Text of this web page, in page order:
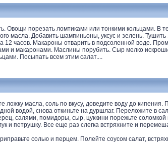
Овощи порезать ломтиками или тонкими кольцами. В
масла. Добавить шампиньоны, уксус и зелень.
12 часов. Макароны отварить в подсоленной воде.
и макаронами. Маслины порубить. Сыр мелко
Посыпать всем этим салат....
масла, соль по вкусу, доведите воду до
водой, снова откиньте на дуршлаг. Переложите в
салями, помидоры, сыр, цуккини порежьте
и петрушку. Все еще раз слегка встряхните и
солью и перцем. Полейте соусом салат,